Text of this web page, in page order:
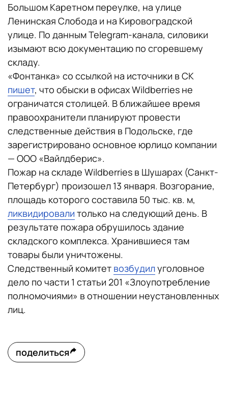
Большом Каретном переулке, на улице
Ленинская Слобода и на Кировоградской
улице. По данным Telegram-канала, силовики
изымают всю документацию по сгоревшему
складу.
«Фонтанка» со ссылкой на источники в СК
пишет, что обыски в офисах Wildberries не
ограничатся столицей. В ближайшее время
правоохранители планируют провести
следственные действия в Подольске, где
зарегистрировано основное юрлицо компании
— ООО «Вайлдберис».
Пожар на складе Wildberries в Шушарах (Санкт-
Петербург) произошел 13 января. Возгорание,
площадь которого составила 50 тыс. кв. м,
ликвидировали только на следующий день. В
результате пожара обрушилось здание
складского комплекса. Хранившиеся там
товары были уничтожены.
Следственный комитет возбудилуголовное
дело по части 1 статьи 201 «Злоупотребление
полномочиями» в отношении неустановленных
лиц.
поделиться